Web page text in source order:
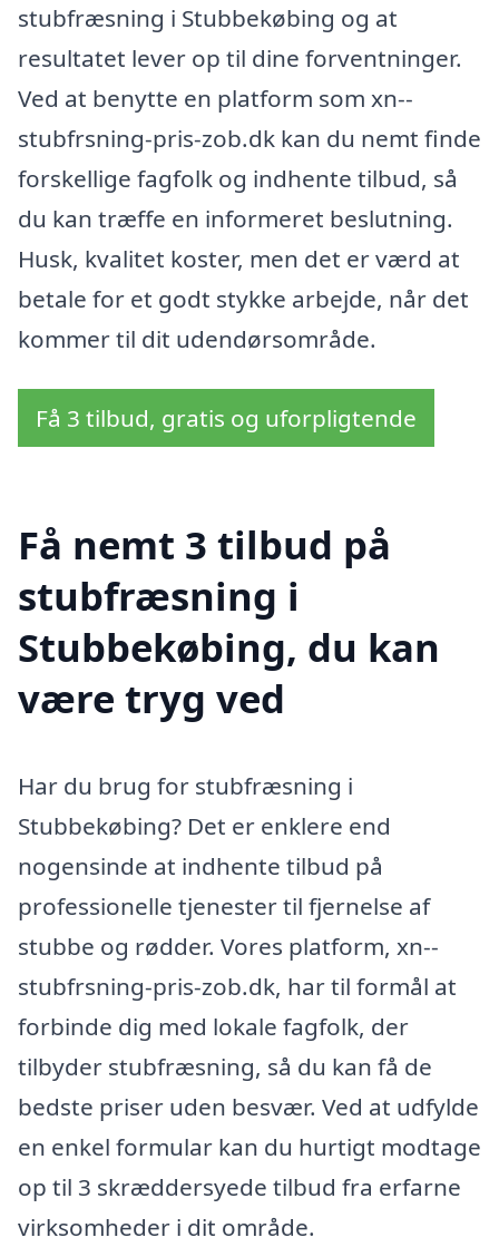
stubfræsning i Stubbekøbing og at
resultatet lever op til dine forventninger.
Ved at benytte en platform som xn--
stubfrsning-pris-zob.dk kan du nemt finde
forskellige fagfolk og indhente tilbud, så
du kan træffe en informeret beslutning.
Husk, kvalitet koster, men det er værd at
betale for et godt stykke arbejde, når det
kommer til dit udendørsområde.
Få 3 tilbud, gratis og uforpligtende
Få nemt 3 tilbud på
stubfræsning i
Stubbekøbing, du kan
være tryg ved
Har du brug for stubfræsning i
Stubbekøbing? Det er enklere end
nogensinde at indhente tilbud på
professionelle tjenester til fjernelse af
stubbe og rødder. Vores platform, xn--
stubfrsning-pris-zob.dk, har til formål at
forbinde dig med lokale fagfolk, der
tilbyder stubfræsning, så du kan få de
bedste priser uden besvær. Ved at udfylde
en enkel formular kan du hurtigt modtage
op til 3 skræddersyede tilbud fra erfarne
virksomheder i dit område.